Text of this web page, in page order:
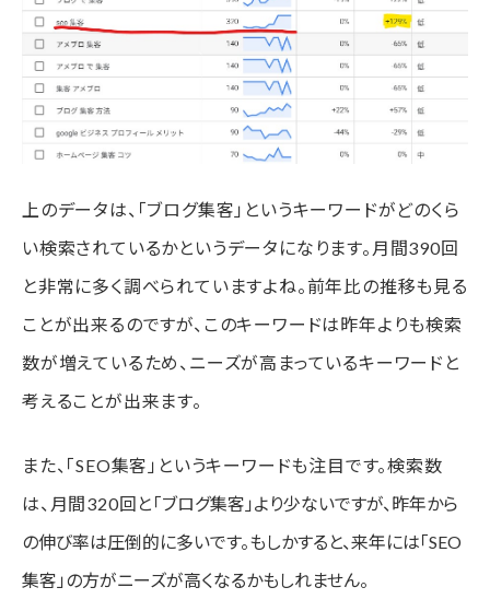
上のデータは、「ブログ集客」というキーワードがどのくら
い検索されているかというデータになります。月間390回
と非常に多く調べられていますよね。前年比の推移も見る
ことが出来るのですが、このキーワードは昨年よりも検索
数が増えているため、ニーズが高まっているキーワードと
考えることが出来ます。
また、「SEO集客」というキーワードも注目です。検索数
は、月間320回と 「ブログ集客」より少ないですが、昨年から
の伸び率は圧倒的に多いです。もしかすると、来年には「SEO
集客」の方がニーズが高くなるかもしれません。